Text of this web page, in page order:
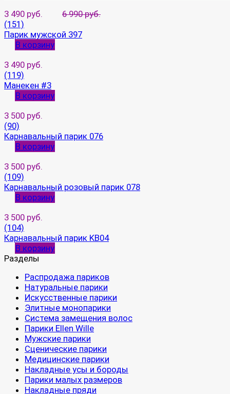
3 490 руб.
6 990 руб.
(151)
Парик мужской 397
В корзину
3 490 руб.
(119)
Манекен #3
В корзину
3 500 руб.
(90)
Карнавальный парик 076
В корзину
3 500 руб.
(109)
Карнавальный розовый парик 078
В корзину
3 500 руб.
(104)
Карнавальный парик KB04
В корзину
Разделы
Распродажа париков
Натуральные парики
Искусственные парики
Элитные монопарики
Система замещения волос
Парики Ellen Wille
Мужские парики
Сценические парики
Медицинские парики
Накладные усы и бороды
Парики малых размеров
Накладные пряди